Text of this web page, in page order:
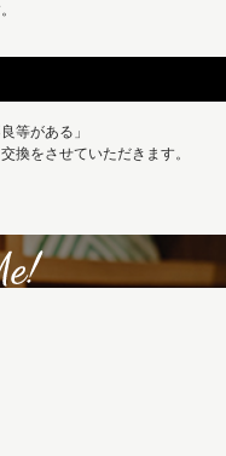
等がある」
換をさせていただきます。